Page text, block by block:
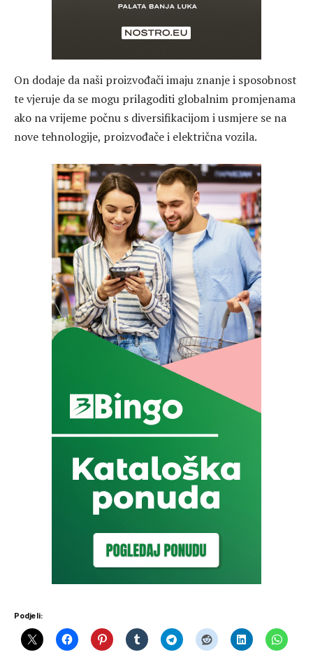
On dodaje da naši proizvođači imaju znanje i sposobnost
te vjeruje da se mogu prilagoditi globalnim promjenama
ako na vrijeme počnu s diversifikacijom i usmjere se na
nove tehnologije, proizvođače i električna vozila.
Podjeli: